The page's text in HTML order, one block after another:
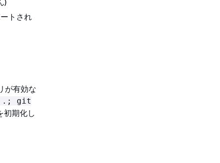
トされ
が有効な
.; git
初期化し